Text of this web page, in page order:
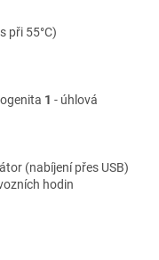
při 55°C)
1 - úhlová
(nabíjení přes USB)
hodin